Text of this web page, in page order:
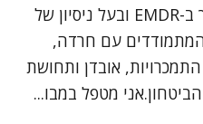
בגישה דינאמית , מטפל מוסמך ב-EMDR ובעל ניסיון של
המתמודדים עם חרדה,
אובדן ותחושת
מטפל במבו...